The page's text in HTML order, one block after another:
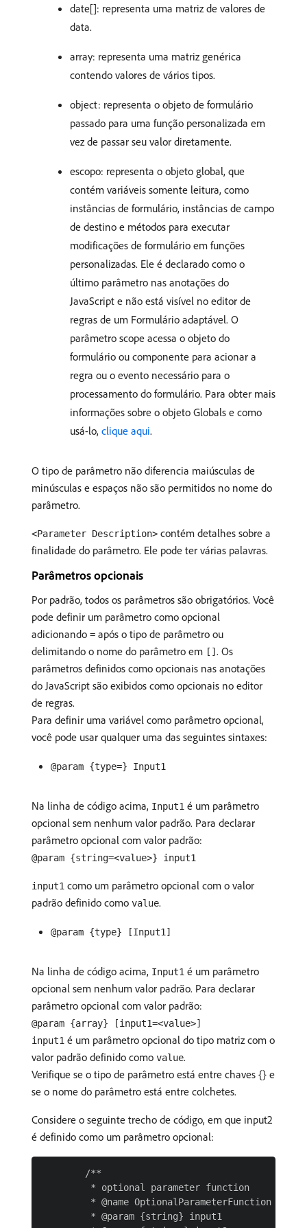
date[]: representa uma matriz de valores de
data.
array: representa uma matriz genérica
contendo valores de vários tipos.
object: representa o objeto de formulário
passado para uma função personalizada em
vez de passar seu valor diretamente.
escopo: representa o objeto global, que
contém variáveis somente leitura, como
instâncias de formulário, instâncias de campo
de destino e métodos para executar
modificações de formulário em funções
personalizadas. Ele é declarado como o
último parâmetro nas anotações do
JavaScript e não está visível no editor de
regras de um Formulário adaptável. O
parâmetro scope acessa o objeto do
formulário ou componente para acionar a
regra ou o evento necessário para o
processamento do formulário. Para obter mais
informações sobre o objeto Globals e como
usá-lo, clique aqui.
O tipo de parâmetro não diferencia maiúsculas de
minúsculas e espaços não são permitidos no nome do
parâmetro.
<Parameter Description> contém detalhes sobre a
finalidade do parâmetro. Ele pode ter várias palavras.
Parâmetros opcionais
Por padrão, todos os parâmetros são obrigatórios. Você
pode definir um parâmetro como opcional
adicionando = após o tipo de parâmetro ou
delimitando o nome do parâmetro em [] . Os
parâmetros definidos como opcionais nas anotações
do JavaScript são exibidos como opcionais no editor
de regras.
Para definir uma variável como parâmetro opcional,
você pode usar qualquer uma das seguintes sintaxes:
@param {type=} Input1
Na linha de código acima, Input1 é um parâmetro
opcional sem nenhum valor padrão. Para declarar
parâmetro opcional com valor padrão:
@param {string=<value>} input1
input1 como um parâmetro opcional com o valor
padrão definido como value.
@param {type} [Input1]
Na linha de código acima, Input1 é um parâmetro
opcional sem nenhum valor padrão. Para declarar
parâmetro opcional com valor padrão:
@param {array} [input1=<value>]
input1 é um parâmetro opcional do tipo matriz com o
valor padrão definido como value.
Verifique se o tipo de parâmetro está entre chaves {} e
se o nome do parâmetro está entre colchetes.
Considere o seguinte trecho de código, em que input2
é definido como um parâmetro opcional:
        /**
         * optional parameter function
         * @name OptionalParameterFunction
         * @param {string} input1